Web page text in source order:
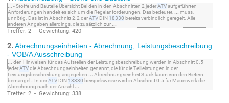
... - Stoffe und Bauteile Übersicht Bei den in den Abschnitten 2 jederATVaufgeführten
Anforderungen handelt es sich um die Regelanforderungen. Das bedeutet, ... muss,
unnötig. Das ist in Abschnitt 2.2 derATVDIN 18330 bereits verbindlich geregelt. Alle
anderen Angaben allerdings, die zusätzlich zur ...
Treffer: 2 - Gewichtung: 420
2. Abrechnungseinheiten - Abrechnung, Leistungsbeschreibung
- VOB/A Ausschreibung
... den Hinweisen für das Aufstellen der Leistungsbeschreibung werden in Abschnitt 0.5
jederATVdie Abrechnungseinheiten genannt, die für die Teilleistungen in der
Leistungsbeschreibung angegeben ... Abrechnungseinheit Stück kaum von den Bietern
bemängelt. In derATVDIN 18330 beispielsweise wird in Abschnitt 0.5 für Mauerwerk die
Abrechnung nach der Anzahl ...
Treffer: 2 - Gewichtung: 338